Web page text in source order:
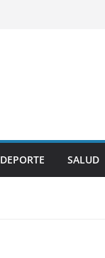
DEPORTE SALUD